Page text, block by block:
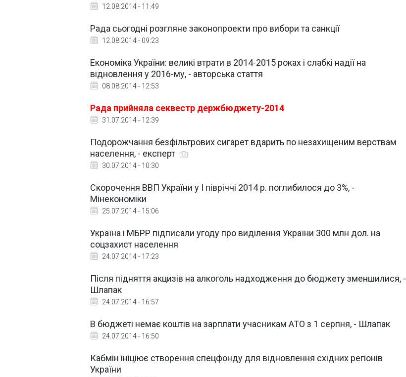
12.08.2014 - 11:49
Рада сьогодні розгляне законопроекти про вибори та санкції
12.08.2014 - 09:23
Економіка України: великі втрати в 2014-2015 роках і слабкі надії на
відновлення у 2016-му, - авторська стаття
08.08.2014 - 12:53
Рада прийняла секвестр держбюджету-2014
31.07.2014 - 12:39
Подорожчання безфільтрових сигарет вдарить по незахищеним верствам
населення, - експерт
30.07.2014 - 10:30
Скорочення ВВП України у І півріччі 2014 р. поглибилося до 3%, -
Мінекономіки
25.07.2014 - 15:06
Україна і МБРР підписали угоду про виділення України 300 млн дол. на
соцзахист населення
24.07.2014 - 17:23
Після підняття акцизів на алкоголь надходження до бюджету зменшилися, -
Шлапак
24.07.2014 - 16:57
В бюджеті немає коштів на зарплати учасникам АТО з 1 серпня, - Шлапак
24.07.2014 - 16:50
Кабмін ініціює створення спецфонду для відновлення східних регіонів
України